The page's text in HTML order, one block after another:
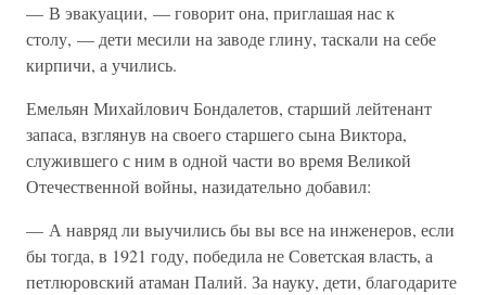
— В эвакуации, — говорит она, приглашая нас к
столу, — дети месили на заводе глину, таскали на себе
кирпичи, а учились.
Емельян Михайлович Бондалетов, старший лейтенант
запаса, взглянув на своего старшего сына Виктора,
служившего с ним в одной части во время Великой
Отечественной войны, назидательно добавил:
— А навряд ли выучились бы вы все на инженеров, если
бы тогда, в 1921 году, победила не Советская власть, а
петлюровский атаман Палий. За науку, дети, благодарите